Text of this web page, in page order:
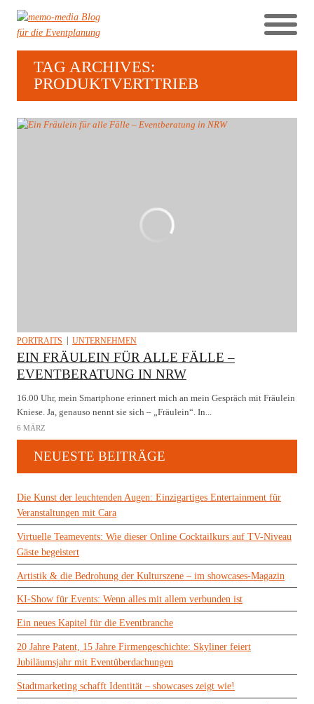
TAG ARCHIVES:
PRODUKTVERTTRIEB
PORTRAITS UNTERNEHMEN
EIN FRÄULEIN FÜR ALLE FÄLLE –
EVENTBERATUNG IN NRW
16.00 Uhr, mein Smartphone erinnert mich an mein Gespräch mit Fräulein
Kniese. Ja, genauso nennt sie sich – „Fräulein“. In...
6 MÄRZ
NEUESTE BEITRÄGE
Die Kunst der leuchtenden Augen: Einzigartiges Entertainment für
Veranstaltungen mit Cara
Virtuelle Teamevents: Wie dieser Online Cocktailkurs auf TV-Niveau
Gäste begeistert
Artistik & die Bedrohung der Kulturszene – im showcases-Magazin
KI-Show für Events: Wenn alles mit allem verbunden ist
Ein neues Kapitel für die Eventbranche
20 Jahre Patent, 15 Jahre Firmengeschichte: Skyliner feiert
Jubiläumsjahr mit Eventüberdachungen
Stadtmarketing schafft Identität – showcases zeigt wie!